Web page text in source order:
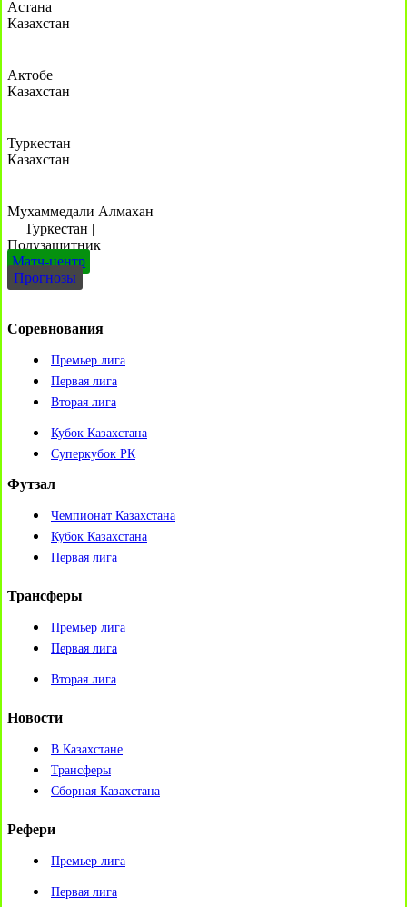
Астана
Казахстан
Актобе
Казахстан
Туркестан
Казахстан
Мухаммедали Алмахан
Туркестан |
Полузащитник
Матч-центр
Прогнозы
Соревнования
Премьер лига
Первая лига
Вторая лига
Кубок Казахстана
Суперкубок РК
Футзал
Чемпионат Казахстана
Кубок Казахстана
Первая лига
Трансферы
Премьер лига
Первая лига
Вторая лига
Новости
В Казахстане
Трансферы
Сборная Казахстана
Рефери
Премьер лига
Первая лига